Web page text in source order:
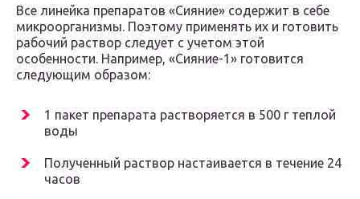
Все линейка препаратов «Сияние» содержит в себе
микроорганизмы. Поэтому применять их и готовить
рабочий раствор следует с учетом этой
особенности. Например, «Сияние-1» готовится
следующим образом:
1 пакет препарата растворяется в 500 г теплой
воды
Полученный раствор настаивается в течение 24
часов